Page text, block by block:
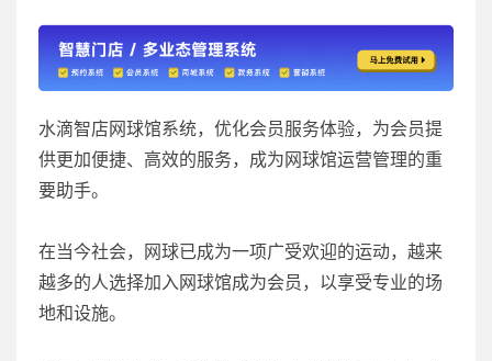
水滴智店网球馆系统，优化会员服务体验，为会员提
供更加便捷、高效的服务，成为网球馆运营管理的重
要助手。
在当今社会，网球已成为一项广受欢迎的运动，越来
越多的人选择加入网球馆成为会员，以享受专业的场
地和设施。